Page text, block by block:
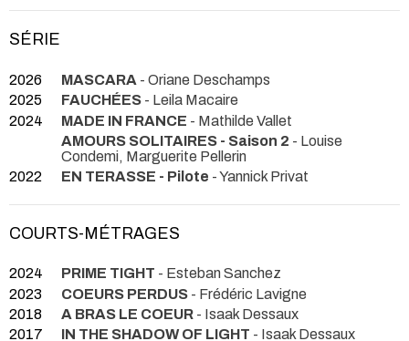
SÉRIE
2026 MASCARA - Oriane Deschamps
2025
FAUCHÉES - Leila Macaire
2024
MADE IN FRANCE - Mathilde Vallet
AMOURS SOLITAIRES - Saison 2 - Louise
Condemi, Marguerite Pellerin
2022
EN TERASSE - Pilote - Yannick Privat
COURTS-MÉTRAGES
2024 PRIME TIGHT - Esteban Sanchez
2023
COEURS PERDUS - Frédéric Lavigne
2018
A BRAS LE COEUR - Isaak Dessaux
2017
IN THE SHADOW OF LIGHT - Isaak Dessaux